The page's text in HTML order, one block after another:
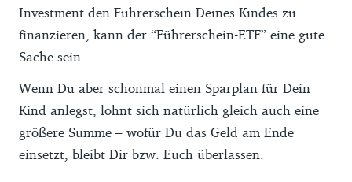
Investment den Führerschein Deines Kindes zu
finanzieren, kann der “Führerschein-ETF” eine gute
Sache sein.
Wenn Du aber schonmal einen Sparplan für Dein
Kind anlegst, lohnt sich natürlich gleich auch eine
größere Summe – wofür Du das Geld am Ende
einsetzt, bleibt Dir bzw. Euch überlassen.